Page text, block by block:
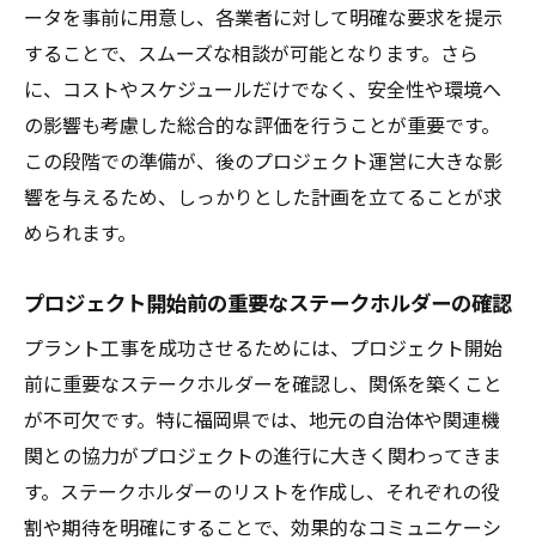
ータを事前に用意し、各業者に対して明確な要求を提示
することで、スムーズな相談が可能となります。さら
に、コストやスケジュールだけでなく、安全性や環境へ
の影響も考慮した総合的な評価を行うことが重要です。
この段階での準備が、後のプロジェクト運営に大きな影
響を与えるため、しっかりとした計画を立てることが求
められます。
プロジェクト開始前の重要なステークホルダーの確認
プラント工事を成功させるためには、プロジェクト開始
前に重要なステークホルダーを確認し、関係を築くこと
が不可欠です。特に福岡県では、地元の自治体や関連機
関との協力がプロジェクトの進行に大きく関わってきま
す。ステークホルダーのリストを作成し、それぞれの役
割や期待を明確にすることで、効果的なコミュニケーシ